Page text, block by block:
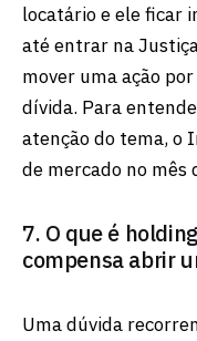
locatário e ele ficar
até entrar na
mover uma ação
dívida. Para
atenção do tema, o
de mercado no mês
7. O que é
compensa abrir
Uma dúvida